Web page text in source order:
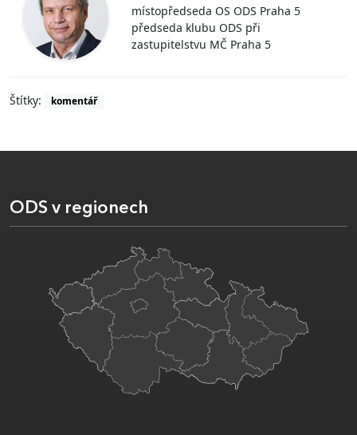
místopředseda OS ODS Praha 5
předseda klubu ODS při
zastupitelstvu MČ Praha 5
Štítky: komentář
ODS v regionech